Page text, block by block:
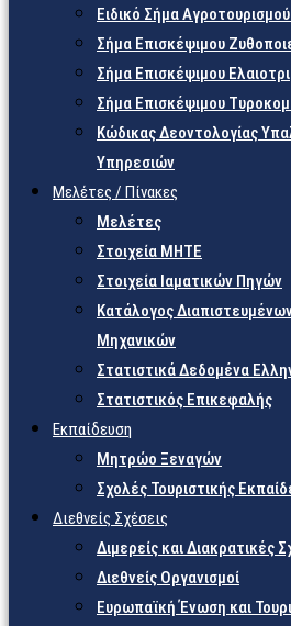
Ειδικό Σήμα
Σήμα Επισκέψιμου
Σήμα Επισκέψιμου
Σήμα Επισκέψιμου
Κώδικας Δεοντολογίας
Υπηρεσιών
Μελέτες / Πίνακες
Μελέτες
Στοιχεία ΜΗΤΕ
Στοιχεία Ιαματικών Πηγών
Κατάλογος
Μηχανικών
Στατιστικά Δεδομένα
Στατιστικός Επικεφαλής
Εκπαίδευση
Μητρώο Ξεναγών
Σχολές Τουριστικής
Διεθνείς Σχέσεις
Διμερείς και Διακρατικές
Διεθνείς Οργανισμοί
Ευρωπαϊκή Ένωση και